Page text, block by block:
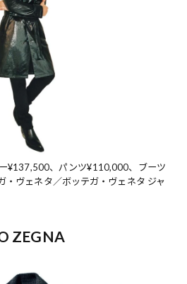
¥137,500、パンツ¥110,000、ブーツ
・ヴェネタ／ボッテガ・ヴェネタ ジャ
ZEGNA